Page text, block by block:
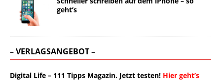
geht’s
– VERLAGSANGEBOT –
Digital Life – 111 Tipps Magazin. Jetzt testen! Hier geht’s